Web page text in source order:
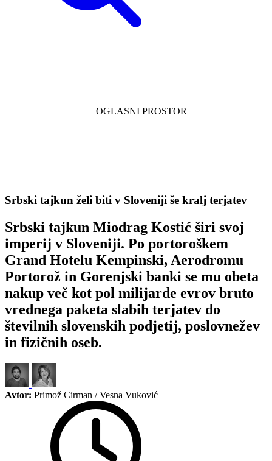
Srbski tajkun želi biti v Sloveniji še kralj terjatev
Srbski tajkun Miodrag Kostić širi svoj
imperij v Sloveniji. Po portoroškem
Grand Hotelu Kempinski, Aerodromu
Portorož in Gorenjski banki se mu obeta
nakup več kot pol milijarde evrov bruto
vrednega paketa slabih terjatev do
številnih slovenskih podjetij, poslovnežev
in fizičnih oseb.
Avtor: Primož Cirman / Vesna Vuković